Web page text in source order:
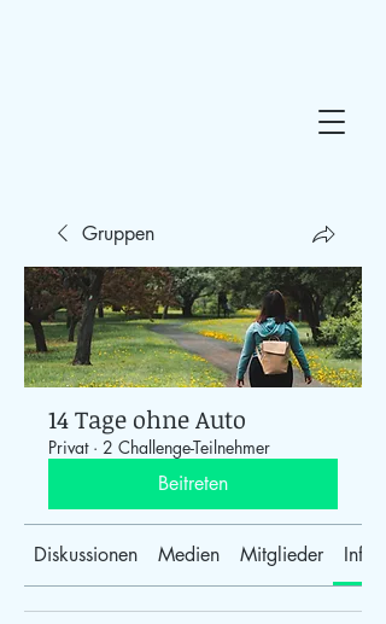
Gruppen
14 Tage ohne Auto
Privat · 2 Challenge-Teilnehmer
Beitreten
Diskussionen Medien Mitglieder Info